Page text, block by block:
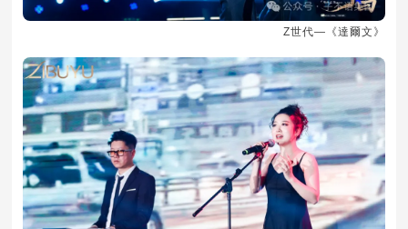
Z世代—《達爾文》